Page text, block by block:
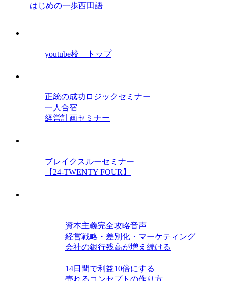
はじめの一歩西田語
youtube校 トップ
正統の成功ロジックセミナー
一人合宿
経営計画セミナー
ブレイクスルーセミナー
【24-TWENTY FOUR】
資本主義完全攻略音声
経営戦略・差別化・マーケティング
会社の銀行残高が増え続ける
14日間で利益10倍にする